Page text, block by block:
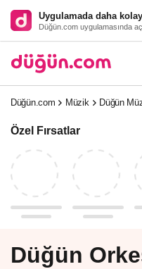
Uygulamada daha
Düğün.com uygulamasında aç
Düğün.com Müzik Düğün
Özel Fırsatlar
Düğün